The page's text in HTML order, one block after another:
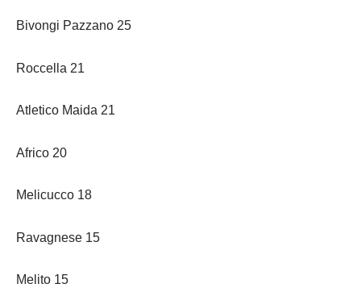
Bivongi Pazzano 25
Roccella 21
Atletico Maida 21
Africo 20
Melicucco 18
Ravagnese 15
Melito 15